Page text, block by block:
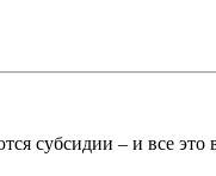
субсидии – и все